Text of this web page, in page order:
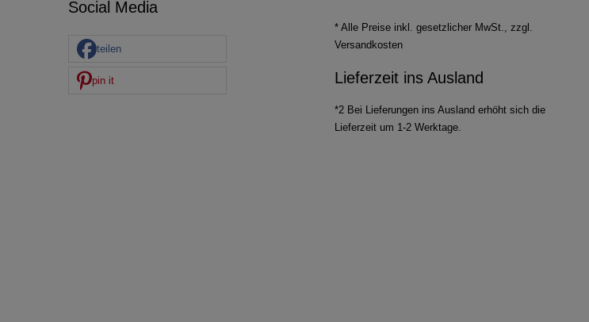
Social Media
teilen
pin it
* Alle Preise inkl. gesetzlicher MwSt., zzgl.
Versandkosten
Lieferzeit ins Ausland
*2 Bei Lieferungen ins Ausland erhöht sich die
Lieferzeit um 1-2 Werktage.